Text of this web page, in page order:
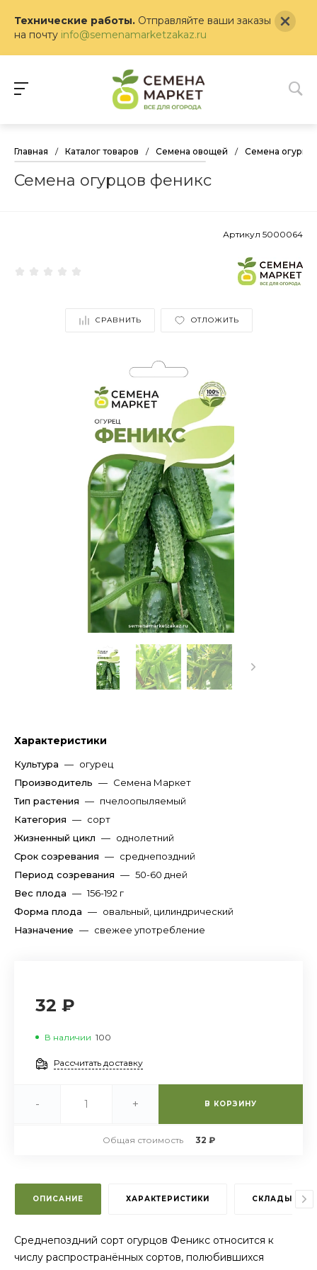
Технические работы. Отправляйте ваши заказы
на почту info@semenamarketzakaz.ru
Главная / Каталог товаров / Семена овощей / Семена
Семена огурцов феникс
Артикул 5000064
СРАВНИТЬ ОТЛОЖИТЬ
Характеристики
Культура — огурец
Производитель — Семена Маркет
Тип растения — пчелоопыляемый
Категория — сорт
Жизненный цикл — однолетний
Срок созревания — среднепоздний
Период созревания — 50-60 дней
Вес плода — 156-192 г
Форма плода — овальный, цилиндрический
Назначение — свежее употребление
32 ₽
В наличии 100
Рассчитать доставку
- + В КОРЗИНУ
Общая стоимость 32 ₽
ОПИСАНИЕ ХАРАКТЕРИСТИКИ СКЛАДЫ
Среднепоздний сорт огурцов Феникс относится к
числу распространённых сортов, полюбившихся